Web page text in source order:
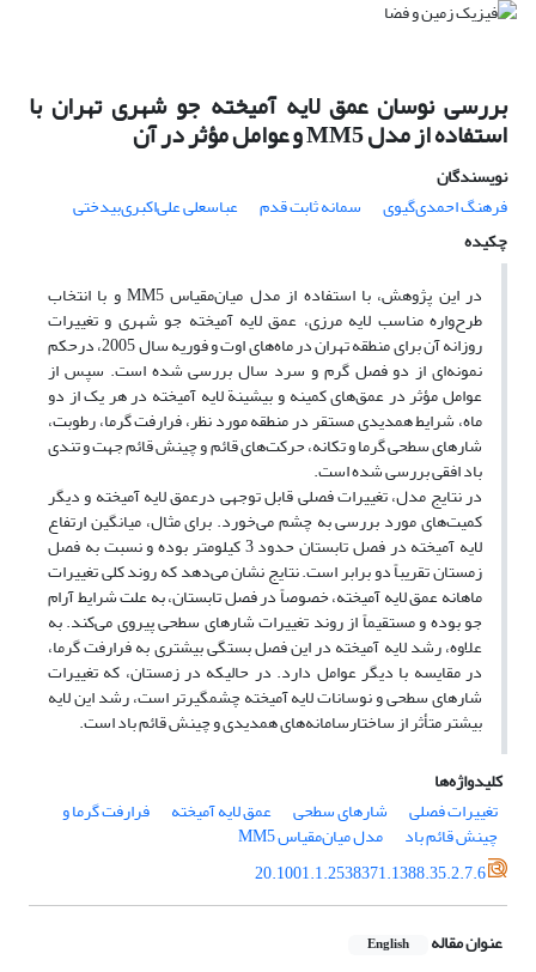
بررسی نوسان عمق لایه آمیخته جو شهری تهران با
استفاده از مدل MM5 و عوامل مؤثر در آن
نویسندگان
فرهنگ احمدی‌گیوی
سمانه ثابت قدم
عباسعلی علی‌اکبری‌بیدختی
چکیده
در این پژوهش، با استفاده از مدل میان‌مقیاس MM5 و با انتخاب
طرح‌واره مناسب لایه مرزی، عمق لایه آمیخته جو شهری و تغییرات
روزانه آن برای منطقه تهران در ماه‌های اوت و فوریه سال 2005، درحکم
نمونه‌ای از دو فصل گرم و سرد سال بررسی شده است. سپس از
عوامل مؤثر در عمق‌های کمینه و بیشینة لایه آمیخته در هر یک از دو
ماه، شرایط همدیدی مستقر در منطقه مورد نظر، فرارفت گرما، رطوبت،
شارهای سطحی گرما و تکانه، حرکت‌های قائم و چینش قائم جهت و تندی
باد افقی بررسی شده است.
در نتایج مدل، تغییرات فصلی قابل توجهی درعمق لایه آمیخته و دیگر
کمیت‌های مورد بررسی به چشم می‌خورد. برای مثال، میانگین ارتفاع
لایه آمیخته در فصل تابستان حدود 3 کیلومتر بوده و نسبت به فصل
زمستان تقریباً دو برابر است. نتایج نشان می‌دهد که روند کلی تغییرات
ماهانه عمق لایه آمیخته، خصوصاً در فصل تابستان، به علت شرایط آرام
جو بوده و مستقیماً از روند تغییرات شارهای سطحی پیروی می‌کند. به
علاوه، رشد لایه آمیخته در این فصل بستگی بیشتری به فرارفت گرما،
در مقایسه با دیگر عوامل دارد. در حالیکه در زمستان، که تغییرات
شارهای سطحی و نوسانات لایه آمیخته چشمگیرتر است، رشد این لایه
بیشتر متأثر از ساختارسامانه‌های همدیدی و چینش قائم باد است.
کلیدواژه‌ها
تغییرات فصلی
شارهای سطحی عمق لایه آمیخته فرارفت گرما و
چینش قائم باد
مدل میان‌مقیاس MM5
20.1001.1.2538371.1388.35.2.7.6
عنوان مقاله English